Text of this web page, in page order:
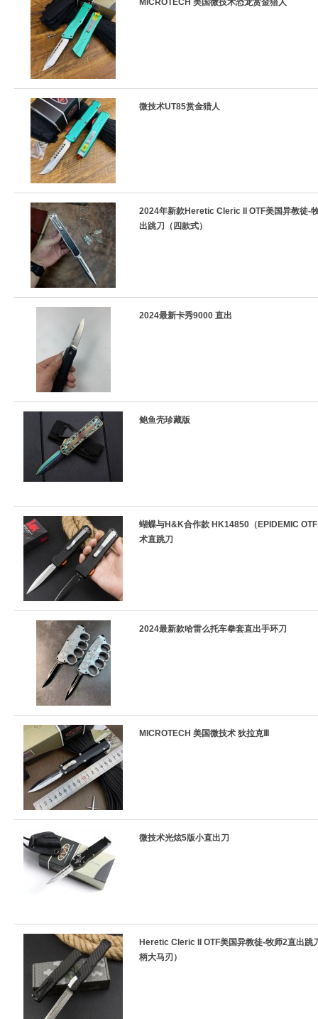
MICROTECH 美国微技术恐龙赏金猎人
微技术UT85赏金猎人
2024年新款Heretic Cleric II OTF美国异教徒-
出跳刀（四款式）
2024最新卡秀9000 直出
鲍鱼壳珍藏版
蝴蝶与H&K合作款 HK14850（EPIDEMIC
术直跳刀
2024最新款哈雷么托车拳套直出手环刀
MICROTECH 美国微技术 狄拉克Ⅲ
微技术光炫5版小直出刀
Heretic Cleric II OTF美国异教徒-牧师2直出跳
柄大马刃）